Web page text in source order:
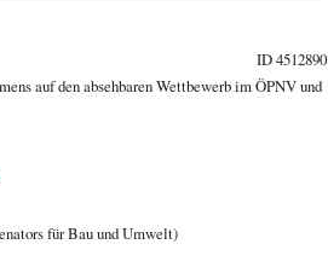
ID 4512890
auf den absehbaren Wettbewerb im ÖPNV und
für Bau und Umwelt)